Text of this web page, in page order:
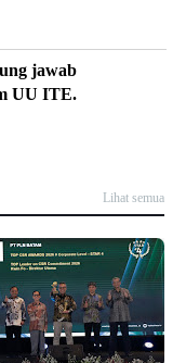
jawab
UU ITE.
Lihat semua